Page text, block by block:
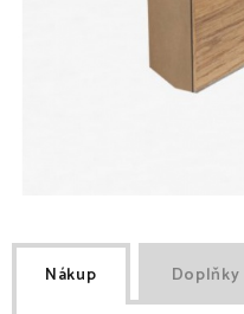
Nákup Doplňky